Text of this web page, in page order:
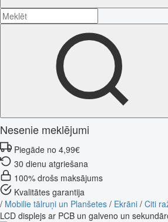
Nesenie meklējumi
Piegāde no 4,99€
30 dienu atgriešana
100% drošs maksājums
Kvalitātes garantija
/ Mobilie tālruņi un Planšetes / Ekrāni / Citi
LCD displejs ar PCB un galveno un